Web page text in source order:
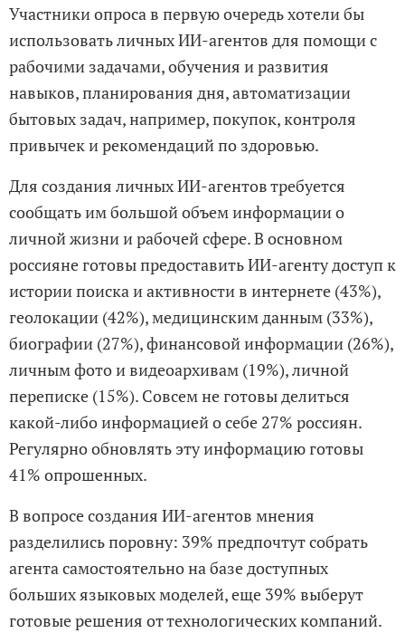
Участники опроса в первую очередь хотели бы
использовать личных ИИ-агентов для помощи с
рабочими задачами, обучения и развития
навыков, планирования дня, автоматизации
бытовых задач, например, покупок, контроля
привычек и рекомендаций по здоровью.
Для создания личных ИИ-агентов требуется
сообщать им большой объем информации о
личной жизни и рабочей сфере. В основном
россияне готовы предоставить ИИ-агенту доступ к
истории поиска и активности в интернете (43%),
геолокации (42%), медицинским данным (33%),
биографии (27%), финансовой информации (26%),
личным фото и видеоархивам (19%), личной
переписке (15%). Совсем не готовы делиться
какой-либо информацией о себе 27% россиян.
Регулярно обновлять эту информацию готовы
41% опрошенных.
В вопросе создания ИИ-агентов мнения
разделились поровну: 39% предпочтут собрать
агента самостоятельно на базе доступных
больших языковых моделей, еще 39% выберут
готовые решения от технологических компаний.